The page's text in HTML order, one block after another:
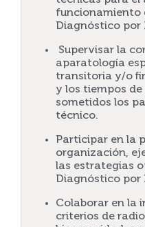
funcionamiento
Diagnóstico por
Supervisar la
aparatología
transitoria y/o
y los tiempos
sometidos los
técnico.
Participar en la
organización,
las estrategias
Diagnóstico por
Colaborar en la
criterios de